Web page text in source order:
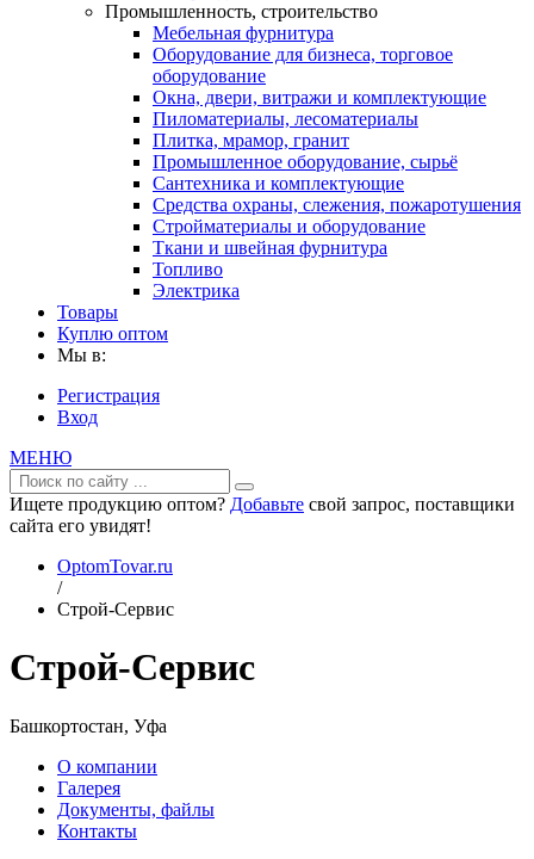
Промышленность, строительство
Мебельная фурнитура
Оборудование для бизнеса, торговое
оборудование
Окна, двери, витражи и комплектующие
Пиломатериалы, лесоматериалы
Плитка, мрамор, гранит
Промышленное оборудование, сырьё
Сантехника и комплектующие
Средства охраны, слежения, пожаротушения
Стройматериалы и оборудование
Ткани и швейная фурнитура
Топливо
Электрика
Товары
Куплю оптом
Мы в:
Регистрация
Вход
МЕНЮ
Ищете продукцию оптом? Добавьте свой запрос, поставщики
сайта его увидят!
OptomTovar.ru
/
Строй-Сервис
Строй-Сервис
Башкортостан, Уфа
О компании
Галерея
Документы, файлы
Контакты